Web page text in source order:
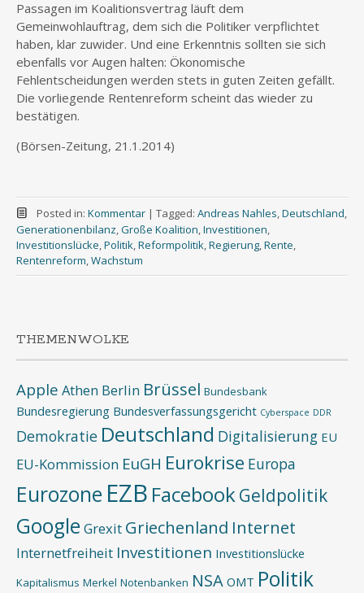
Passagen im Koalitionsvertrag läuft dem
Gemeinwohlauftrag, dem sich die Politiker verpflichtet
haben, klar zuwider. Und eine Erkenntnis sollten sie sich
ebenfalls vor Augen halten: Ökonomische
Fehlentscheidungen werden stets in guten Zeiten gefällt.
Die vorliegende Rentenreform scheint das wieder zu
bestätigen.
(Börsen-Zeitung, 21.1.2014)
Posted in: Kommentar | Tagged: Andreas Nahles,Deutschland,
Generationenbilanz,Große Koalition,Investitionen,
Investitionslücke,Politik,Reformpolitik,Regierung,Rente,
Rentenreform,Wachstum
THEMENWOLKE
Apple Athen Berlin Brüssel Bundesbank
Bundesregierung Bundesverfassungsgericht Cyberspace DDR
Demokratie Deutschland Digitalisierung EU
EU-Kommission EuGH Eurokrise Europa
Eurozone EZB FacebookGeldpolitik
Google Grexit Griechenland Internet
Internetfreiheit Investitionen Investitionslücke
Kapitalismus Merkel Notenbanken NSA OMT Politik